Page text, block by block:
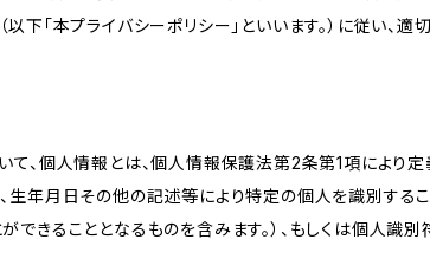
下「本プライバシーポリシー」といいます。）に従い、
て、個人情報とは、個人情報保護法第2条第1項により
生年月日その他の記述等により特定の個人を識別する
できることとなるものを含みます。）、もしくは個人識